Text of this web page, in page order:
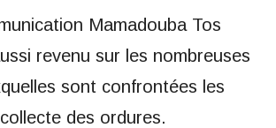
Mamadouba Tos
revenu sur les nombreuses
sont confrontées les
des ordures.